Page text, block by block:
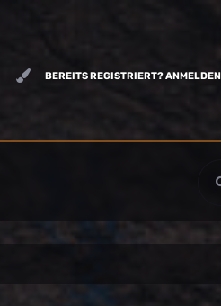
BEREITS REGISTRIERT? ANMELDEN